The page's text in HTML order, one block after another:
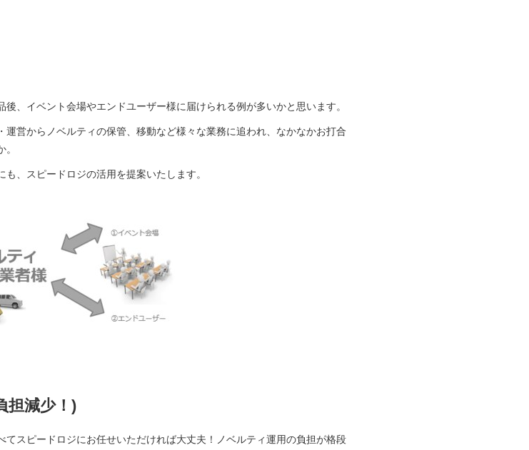
、イベント会場やエンドユーザー様に届けられる例が多いかと思います。
営からノベルティの保管、移動など様々な業務に追われ、なかなかお打合
、スピードロジの活用を提案いたします。
担減少！)
てスピードロジにお任せいただければ大丈夫！ノベルティ運用の負担が格段